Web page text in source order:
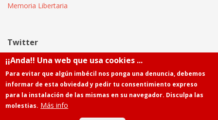
Memoria Libertaria
Twitter
Tweets by @Informatica_CGT
¡¡Anda!! Una web que usa cookies ...
Para evitar que algún imbécil nos ponga una denuncia, debemos
informar de esta obviedad y pedir tu consentimiento expreso
para la instalación de las mismas en su navegador. Disculpa las
molestias. Más info